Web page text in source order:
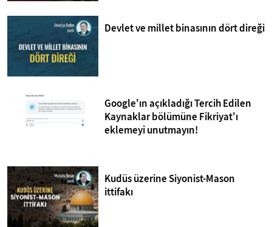
Devlet ve millet binasının dört direği
Google'ın açıkladığı Tercih Edilen
Kaynaklar bölümüne Fikriyat'ı
eklemeyi unutmayın!
Kudüs üzerine Siyonist-Mason
ittifakı